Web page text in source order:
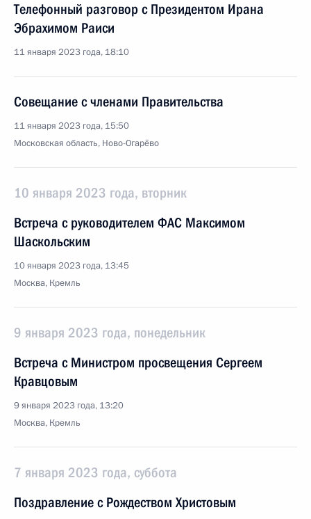
Телефонный разговор с Президентом Ирана
Эбрахимом Раиси
11 января 2023 года, 18:10
Совещание с членами Правительства
11 января 2023 года, 15:50
Московская область, Ново-Огарёво
10 января 2023 года, вторник
Встреча с руководителем ФАС Максимом
Шаскольским
10 января 2023 года, 13:45
Москва, Кремль
9 января 2023 года, понедельник
Встреча с Министром просвещения Сергеем
Кравцовым
9 января 2023 года, 13:20
Москва, Кремль
7 января 2023 года, суббота
Поздравление с Рождеством Христовым